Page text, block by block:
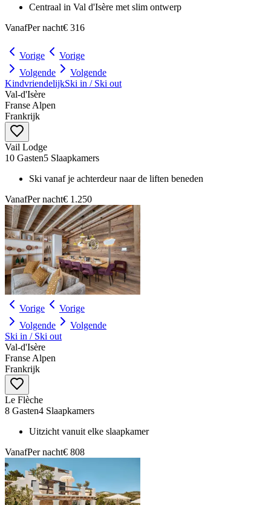
Centraal in Val d'Isère met slim ontwerp
VanafPer nacht€ 316
Vorige
Vorige
Volgende
Volgende
KindvriendelijkSki in / Ski out
Val‑d'Isère
Franse Alpen
Frankrijk
Vail Lodge
10 Gasten5 Slaapkamers
Ski vanaf je achterdeur naar de liften beneden
VanafPer nacht€ 1.250
Vorige
Vorige
Volgende
Volgende
Ski in / Ski out
Val‑d'Isère
Franse Alpen
Frankrijk
Le Flèche
8 Gasten4 Slaapkamers
Uitzicht vanuit elke slaapkamer
VanafPer nacht€ 808